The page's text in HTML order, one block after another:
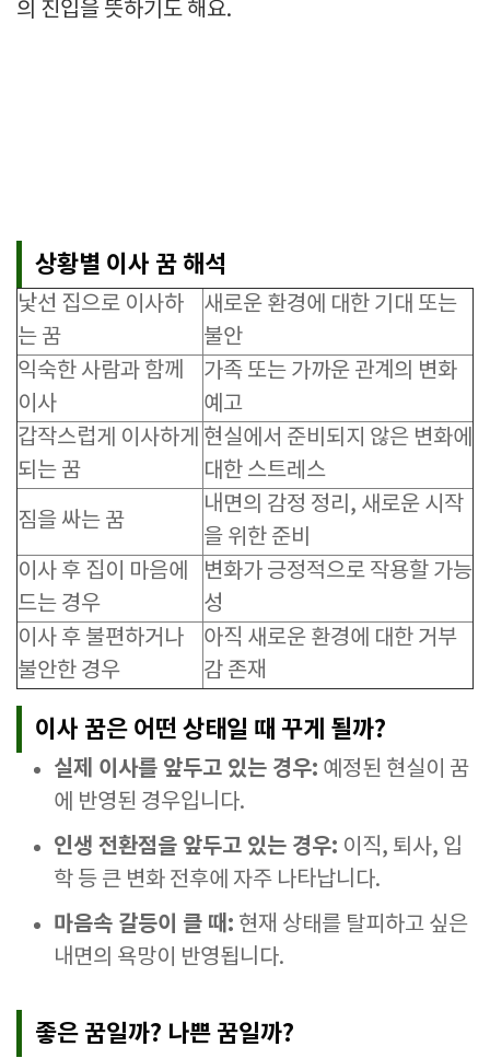
의 진입을 뜻하기도 해요.
상황별 이사 꿈 해석
낯선 집으로 이사하
는 꿈
새로운 환경에 대한 기대 또는
불안
익숙한 사람과 함께
이사
가족 또는 가까운 관계의 변화
예고
갑작스럽게 이사하게
되는 꿈
현실에서 준비되지 않은 변화에
대한 스트레스
짐을 싸는 꿈
내면의 감정 정리, 새로운 시작
을 위한 준비
이사 후 집이 마음에
드는 경우
변화가 긍정적으로 작용할 가능
성
이사 후 불편하거나
불안한 경우
아직 새로운 환경에 대한 거부
감 존재
이사 꿈은 어떤 상태일 때 꾸게 될까?
실제 이사를 앞두고 있는 경우: 예정된 현실이 꿈
에 반영된 경우입니다.
인생 전환점을 앞두고 있는 경우: 이직, 퇴사, 입
학 등 큰 변화 전후에 자주 나타납니다.
마음속 갈등이 클 때: 현재 상태를 탈피하고 싶은
내면의 욕망이 반영됩니다.
좋은 꿈일까? 나쁜 꿈일까?